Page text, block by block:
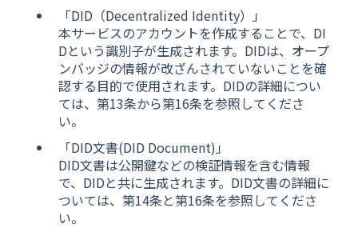
「DID（Decentralized Identity）」
本サービスのアカウントを作成することで、DI
Dという識別子が生成されます。DIDは、オープ
ンバッジの情報が改ざんされていないことを確
認する目的で使用されます。DIDの詳細につい
ては、第13条から第16条を参照してくださ
い。
「DID文書(DID Document)」
DID文書は公開鍵などの検証情報を含む情報
で、DIDと共に生成されます。DID文書の詳細に
ついては、第14条と第16条を参照してくださ
い。